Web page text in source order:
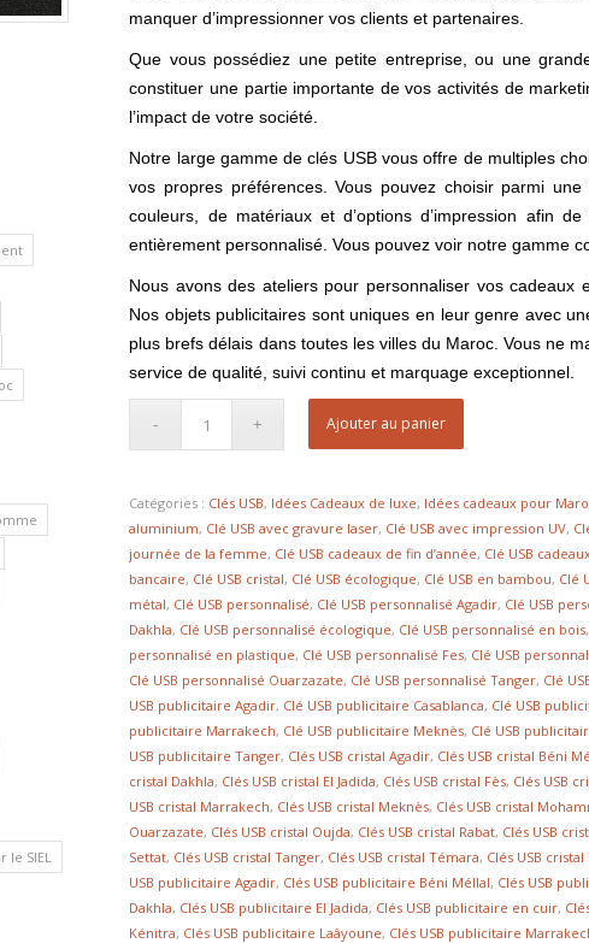
le SIEL
manquer d’impressionner vos clients et partenaires.
Que vous possédiez une petite entreprise, ou une
constituer une partie importante de vos activités de
l’impact de votre société.
Notre large gamme de clés USB vous offre de multiples
vos propres préférences. Vous pouvez choisir parmi
couleurs, de matériaux et d’options d’impression afin
entièrement personnalisé. Vous pouvez voir notre gamme
Nous avons des ateliers pour personnaliser vos cadeaux
Nos objets publicitaires sont uniques en leur genre avec
plus brefs délais dans toutes les villes du Maroc. Vous ne
service de qualité, suivi continu et marquage exceptionnel.
Ajouter au panier
Catégories : Clés USB, Idées Cadeaux de luxe, Idées cadeaux pour
aluminium, Clé USB avec gravure laser, Clé USB avec impression UV,
journée de la femme, Clé USB cadeaux de fin d’année, Clé USB
bancaire, Clé USB cristal, Clé USB écologique, Clé USB en bambou, Clé
métal, Clé USB personnalisé, Clé USB personnalisé Agadir, Clé USB
Dakhla, Clé USB personnalisé écologique, Clé USB personnalisé en bois,
personnalisé en plastique, Clé USB personnalisé Fes, Clé USB
Clé USB personnalisé Ouarzazate, Clé USB personnalisé Tanger, Clé
USB publicitaire Agadir, Clé USB publicitaire Casablanca, Clé USB
publicitaire Marrakech, Clé USB publicitaire Meknès, Clé USB
USB publicitaire Tanger, Clés USB cristal Agadir, Clés USB cristal Béni
cristal Dakhla, Clés USB cristal El Jadida, Clés USB cristal Fès, Clés USB
USB cristal Marrakech, Clés USB cristal Meknès, Clés USB cristal
Ouarzazate, Clés USB cristal Oujda, Clés USB cristal Rabat, Clés USB
Settat, Clés USB cristal Tanger, Clés USB cristal Témara, Clés USB
USB publicitaire Agadir, Clés USB publicitaire Béni Méllal, Clés USB
Dakhla, Clés USB publicitaire El Jadida, Clés USB publicitaire en cuir,
Kénitra, Clés USB publicitaire Laâyoune, Clés USB publicitaire